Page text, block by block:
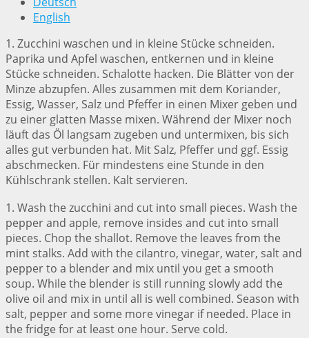
English
1. Zucchini waschen und in kleine Stücke schneiden.
Paprika und Apfel waschen, entkernen und in kleine
Stücke schneiden. Schalotte hacken. Die Blätter von der
Minze abzupfen. Alles zusammen mit dem Koriander,
Essig, Wasser, Salz und Pfeffer in einen Mixer geben und
zu einer glatten Masse mixen. Während der Mixer noch
läuft das Öl langsam zugeben und untermixen, bis sich
alles gut verbunden hat. Mit Salz, Pfeffer und ggf. Essig
abschmecken. Für mindestens eine Stunde in den
Kühlschrank stellen. Kalt servieren.
1. Wash the zucchini and cut into small pieces. Wash the
pepper and apple, remove insides and cut into small
pieces. Chop the shallot. Remove the leaves from the
mint stalks. Add with the cilantro, vinegar, water, salt and
pepper to a blender and mix until you get a smooth
soup. While the blender is still running slowly add the
olive oil and mix in until all is well combined. Season with
salt, pepper and some more vinegar if needed. Place in
the fridge for at least one hour. Serve cold.